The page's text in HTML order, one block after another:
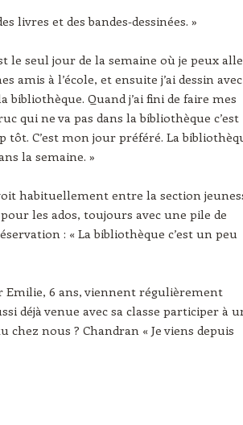
livres et des bandes‑dessinées. »
le seul jour de la semaine où je peux
amis à l’école, et ensuite j’ai dessin avec
bibliothèque. Quand j’ai fini de faire mes
qui ne va pas dans la bibliothèque c’est
C’est mon jour préféré. La
la semaine. »
habituellement entre la section
les ados, toujours avec une pile de
: « La bibliothèque c’est un peu
Emilie, 6 ans, viennent régulièrement
déjà venue avec sa classe participer à
chez nous ? Chandran « Je viens depuis